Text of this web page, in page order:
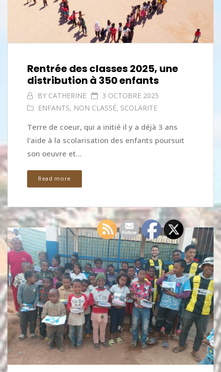
Rentrée des classes 2025, une
distribution à 350 enfants
BY CATHERINE
3 OCTOBRE 2025
ENFANTS, NON CLASSÉ, SCOLARITE
Terre de coeur, qui a initié il y a déjà 3 ans
l'aide à la scolarisation des enfants poursuit
son oeuvre et...
Read more